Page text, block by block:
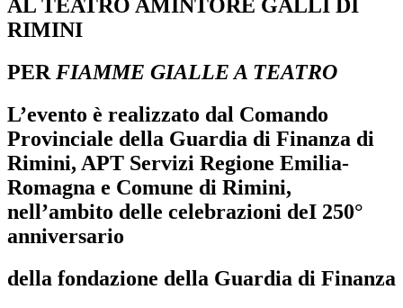
AL TEATRO AMINTORE GALLI DI
RIMINI
PERFIAMME GIALLE A TEATRO
L’evento è realizzato dal Comando
Provinciale della Guardia di Finanza di
Rimini, APT Servizi Regione Emilia-
Romagna e Comune di Rimini,
nell’ambito delle celebrazioni deI 250°
anniversario
della fondazione della Guardia di Finanza